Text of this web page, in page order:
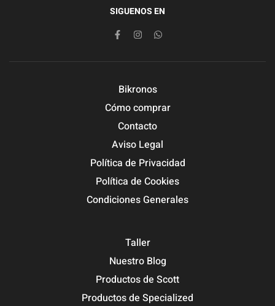
SIGUENOS EN
Bikronos
Cómo comprar
Contacto
Aviso Legal
Política de Privacidad
Política de Cookies
Condiciones Generales
Taller
Nuestro Blog
Productos de Scott
Productos de Specialized